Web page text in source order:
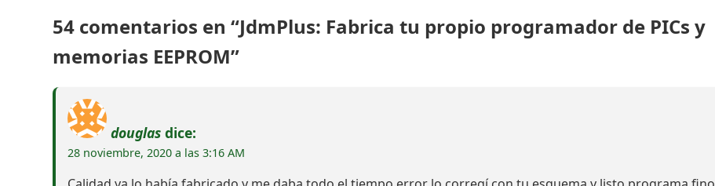
54 comentarios en “JdmPlus: Fabrica tu propio programador de PICs y
memorias EEPROM”
douglas dice:
28 noviembre, 2020 a las 3:16 AM